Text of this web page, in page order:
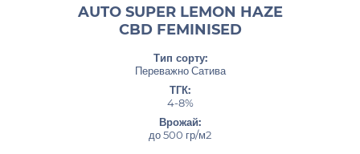
AUTO SUPER LEMON HAZE
CBD FEMINISED
Тип сорту:
Переважно Сатива
ТГК:
4-8%
Врожай:
до 500 гр/м2